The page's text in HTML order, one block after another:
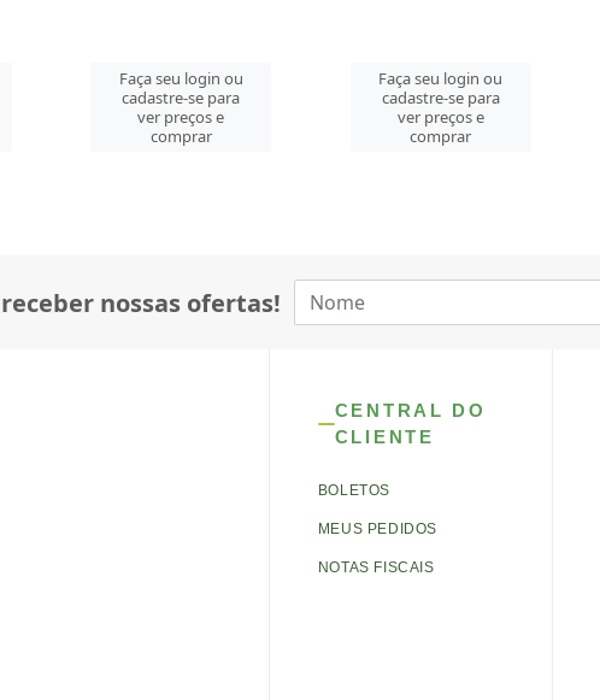
Faça seu login ou
cadastre-se para
ver preços e
comprar
Faça seu login ou
cadastre-se para
ver preços e
comprar
nossas ofertas!
CENTRAL DO
CLIENTE
BOLETOS
MEUS PEDIDOS
NOTAS FISCAIS